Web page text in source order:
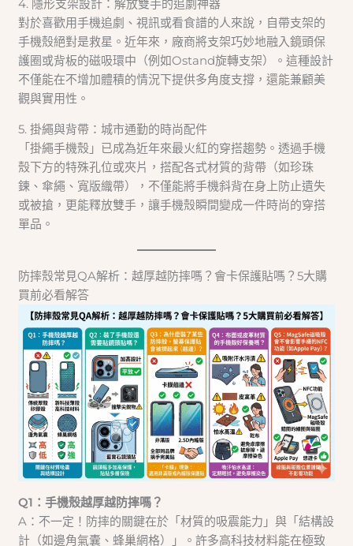
4. 隱形支架設計：解放雙手的追劇神器
對於喜歡用手機追劇、視訊或看食譜的人來說，自帶支架的
手機殼絕對是救星。近年來，廠商將支架巧妙地融入鏡頭保
護圈或背板的磁吸環中（例如Ostand旋轉支架）。這種設計
不僅能在不增加體積的情況下提供多角度支撐，還能兼顧美
觀與實用性。
5. 掛繩與背帶：城市通勤的時尚配件
「掛繩手機殼」已成為近年來最火紅的穿搭趨勢。透過手機
殼下方的特殊孔位或夾片，搭配各式材質的背帶（如珍珠
鍊、傘繩、寬版織帶），不僅能將手機斜背在身上防止遺失
或被搶，更能釋放雙手，讓手機殼瞬間變成一件時尚的穿搭
單品。
防摔殼常見QA解析：越厚越防摔嗎？會卡保護貼嗎？5大購
買前必看解答
Q1：手機殼越厚越防摔嗎？
A：不一定！防摔的關鍵在於「材質的吸震能力」與「結構設
計（如邊角氣囊、蜂巢網格）」。許多高科技材料能在極致